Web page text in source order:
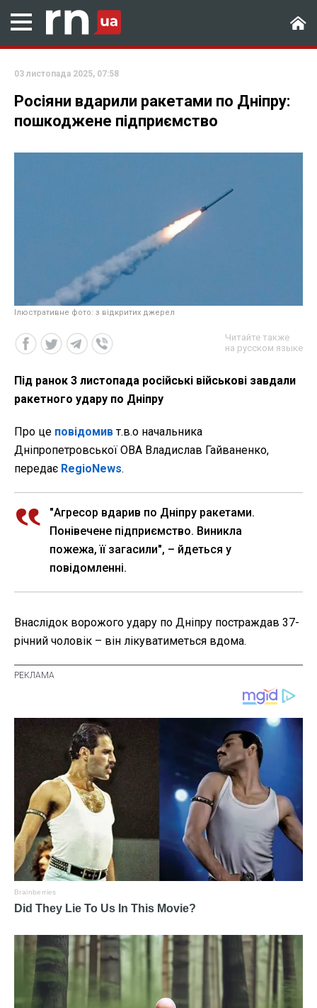
03 листопада 2025, 07:58
Росіяни вдарили ракетами по Дніпру:
пошкоджене підприємство
Ілюстративне фото: з відкритих джерел
Читайте также
на русском языке
Під ранок 3 листопада російські військові завдали
ракетного удару по Дніпру
Про це повідомивт.в.о начальника
Дніпропетровської ОВА Владислав Гайваненко,
передає RegioNews.
"Агресор вдарив по Дніпру ракетами.
Понівечене підприємство. Виникла
пожежа, її загасили", – йдеться у
повідомленні.
Внаслідок ворожого удару по Дніпру постраждав 37-
річний чоловік – він лікуватиметься вдома.